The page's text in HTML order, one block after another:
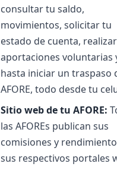
consultar tu saldo,
movimientos, solicitar tu
estado de cuenta, realizar
aportaciones voluntarias
hasta iniciar un traspaso
AFORE, todo desde tu
Sitio web de tu AFORE:
las AFOREs publican sus
comisiones y
sus respectivos portales